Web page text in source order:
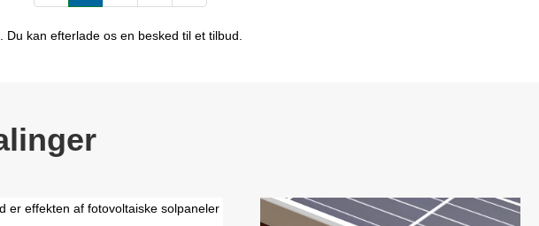
kan efterlade os en besked til et tilbud.